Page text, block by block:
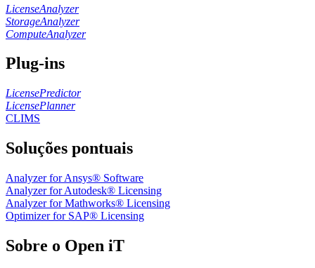
LicenseAnalyzer
StorageAnalyzer
ComputeAnalyzer
Plug-ins
LicensePredictor
LicensePlanner
CLIMS
Soluções pontuais
Analyzer for Ansys® Software
Analyzer for Autodesk® Licensing
Analyzer for Mathworks® Licensing
Optimizer for SAP® Licensing
Sobre o Open iT